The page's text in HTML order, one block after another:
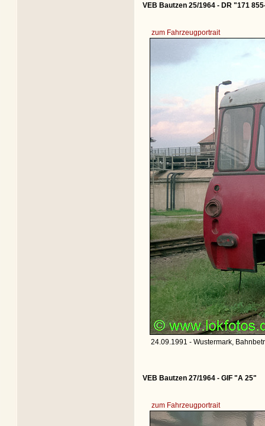
VEB Bautzen 25/1964 - DR "171
zum Fahrzeugportrait
24.09.1991 - Wustermark,
VEB Bautzen 27/1964 - GIF "A 25"
zum Fahrzeugportrait